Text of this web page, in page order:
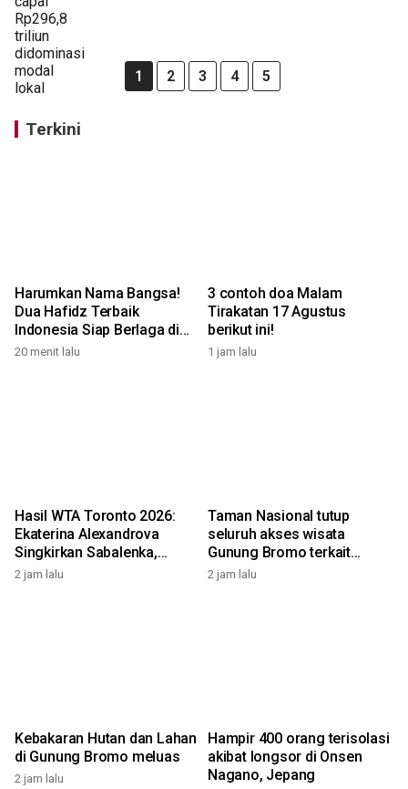
1 2 3 4 5
Terkini
Harumkan Nama Bangsa!
Dua Hafidz Terbaik
Indonesia Siap Berlaga di
MTQ Internasional Maroko
20 menit lalu
3 contoh doa Malam
Tirakatan 17 Agustus
berikut ini!
1 jam lalu
Hasil WTA Toronto 2026:
Ekaterina Alexandrova
Singkirkan Sabalenka,
Swiatek Segel Tiket
2 jam lalu
Taman Nasional tutup
seluruh akses wisata
Gunung Bromo terkait
kebakaran hutan dan lahan
2 jam lalu
Kebakaran Hutan dan Lahan
di Gunung Bromo meluas
2 jam lalu
Hampir 400 orang terisolasi
akibat longsor di Onsen
Nagano, Jepang